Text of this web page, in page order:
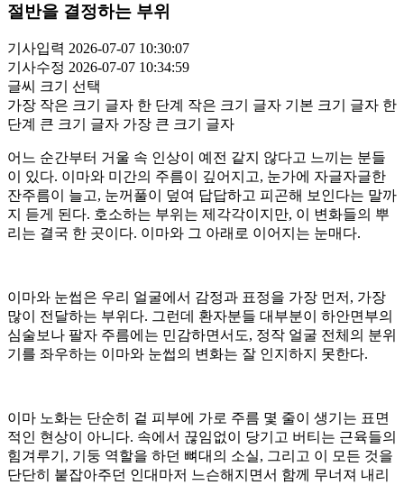
절반을 결정하는 부위
기사입력 2026-07-07 10:30:07
기사수정 2026-07-07 10:34:59
글씨 크기 선택
가장 작은 크기 글자 한 단계 작은 크기 글자 기본 크기 글자 한
단계 큰 크기 글자 가장 큰 크기 글자
어느 순간부터 거울 속 인상이 예전 같지 않다고 느끼는 분들
이 있다. 이마와 미간의 주름이 깊어지고, 눈가에 자글자글한
잔주름이 늘고, 눈꺼풀이 덮여 답답하고 피곤해 보인다는 말까
지 듣게 된다. 호소하는 부위는 제각각이지만, 이 변화들의 뿌
리는 결국 한 곳이다. 이마와 그 아래로 이어지는 눈매다.
이마와 눈썹은 우리 얼굴에서 감정과 표정을 가장 먼저, 가장
많이 전달하는 부위다. 그런데 환자분들 대부분이 하안면부의
심술보나 팔자 주름에는 민감하면서도, 정작 얼굴 전체의 분위
기를 좌우하는 이마와 눈썹의 변화는 잘 인지하지 못한다.
이마 노화는 단순히 겉 피부에 가로 주름 몇 줄이 생기는 표면
적인 현상이 아니다. 속에서 끊임없이 당기고 버티는 근육들의
힘겨루기, 기둥 역할을 하던 뼈대의 소실, 그리고 이 모든 것을
단단히 붙잡아주던 인대마저 느슨해지면서 함께 무너져 내리